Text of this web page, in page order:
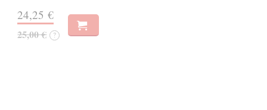
24,25 €
25,00 € ?